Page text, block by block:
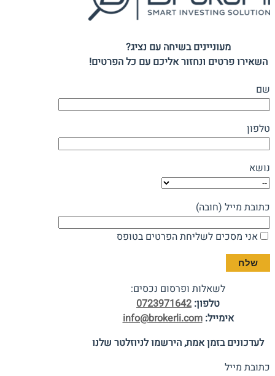
מעוניינים בשיחה עם נציג?
השאירו פרטים ונחזור אליכם עם כל הפרטים!
שם
טלפון
נושא
כתובת מייל (חובה)
אני מסכים לשליחת הפרטים בטופס
לשאלות ופרסום נכסים:
טלפון: 0723971642
אימייל:info@brokerli.com
לעדכונים בזמן אמת, הירשמו לניוזלטר שלנו
כתובת מייל